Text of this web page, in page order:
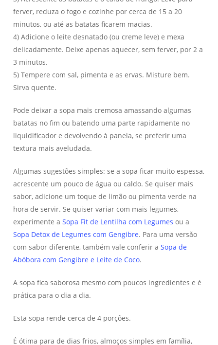
ferver, reduza o fogo e cozinhe por cerca de 15 a 20
minutos, ou até as batatas ficarem macias.
4) Adicione o leite desnatado (ou creme leve) e mexa
delicadamente. Deixe apenas aquecer, sem ferver, por 2 a
3 minutos.
5) Tempere com sal, pimenta e as ervas. Misture bem.
Sirva quente.
Pode deixar a sopa mais cremosa amassando algumas
batatas no fim ou batendo uma parte rapidamente no
liquidificador e devolvendo à panela, se preferir uma
textura mais aveludada.
Algumas sugestões simples: se a sopa ficar muito espessa,
acrescente um pouco de água ou caldo. Se quiser mais
sabor, adicione um toque de limão ou pimenta verde na
hora de servir. Se quiser variar com mais legumes,
experimente a Sopa Fit de Lentilha com Legumes ou a
Sopa Detox de Legumes com Gengibre. Para uma versão
com sabor diferente, também vale conferir a Sopa de
Abóbora com Gengibre e Leite de Coco.
A sopa fica saborosa mesmo com poucos ingredientes e é
prática para o dia a dia.
Esta sopa rende cerca de 4 porções.
É ótima para de dias frios, almoços simples em família,